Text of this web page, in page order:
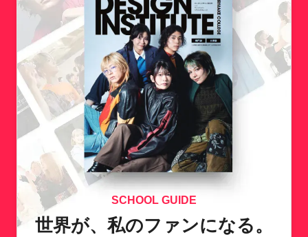
SCHOOL GUIDE
世界が、私のファンになる。